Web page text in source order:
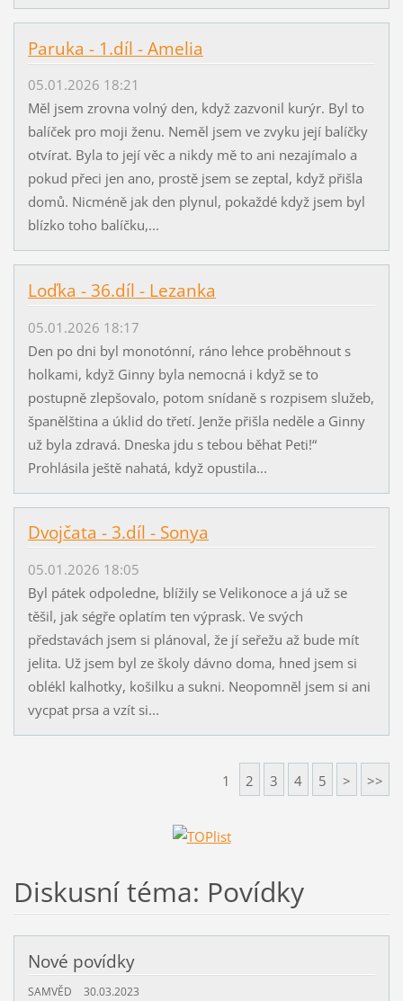
Paruka - 1.díl - Amelia
05.01.2026 18:21
Měl jsem zrovna volný den, když zazvonil kurýr. Byl to
balíček pro moji ženu. Neměl jsem ve zvyku její balíčky
otvírat. Byla to její věc a nikdy mě to ani nezajímalo a
pokud přeci jen ano, prostě jsem se zeptal, když přišla
domů. Nicméně jak den plynul, pokaždé když jsem byl
blízko toho balíčku,...
Loďka - 36.díl - Lezanka
05.01.2026 18:17
Den po dni byl monotónní, ráno lehce proběhnout s
holkami, když Ginny byla nemocná i když se to
postupně zlepšovalo, potom snídaně s rozpisem služeb,
španělština a úklid do třetí. Jenže přišla neděle a Ginny
už byla zdravá. Dneska jdu s tebou běhat Peti!“
Prohlásila ještě nahatá, když opustila...
Dvojčata - 3.díl - Sonya
05.01.2026 18:05
Byl pátek odpoledne, blížily se Velikonoce a já už se
těšil, jak ségře oplatím ten výprask. Ve svých
představách jsem si plánoval, že jí seřežu až bude mít
jelita. Už jsem byl ze školy dávno doma, hned jsem si
oblékl kalhotky, košilku a sukni. Neopomněl jsem si ani
vycpat prsa a vzít si...
1 2 3 4 5 > >>
Diskusní téma: Povídky
Nové povídky
SAMVĚD 30.03.2023